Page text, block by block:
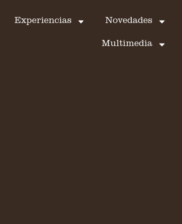
Experiencias Novedades
Multimedia